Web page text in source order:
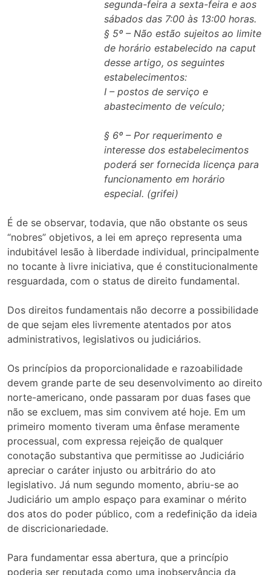
segunda-feira a sexta-feira e aos
sábados das 7:00 às 13:00 horas.
§ 5º – Não estão sujeitos ao limite
de horário estabelecido na caput
desse artigo, os seguintes
estabelecimentos:
I – postos de serviço e
abastecimento de veículo;
§ 6º – Por requerimento e
interesse dos estabelecimentos
poderá ser fornecida licença para
funcionamento em horário
especial. (grifei)
É de se observar, todavia, que não obstante os seus
“nobres” objetivos, a lei em apreço representa uma
indubitável lesão à liberdade individual, principalmente
no tocante à livre iniciativa, que é constitucionalmente
resguardada, com o status de direito fundamental.
Dos direitos fundamentais não decorre a possibilidade
de que sejam eles livremente atentados por atos
administrativos, legislativos ou judiciários.
Os princípios da proporcionalidade e razoabilidade
devem grande parte de seu desenvolvimento ao direito
norte-americano, onde passaram por duas fases que
não se excluem, mas sim convivem até hoje. Em um
primeiro momento tiveram uma ênfase meramente
processual, com expressa rejeição de qualquer
conotação substantiva que permitisse ao Judiciário
apreciar o caráter injusto ou arbitrário do ato
legislativo. Já num segundo momento, abriu-se ao
Judiciário um amplo espaço para examinar o mérito
dos atos do poder público, com a redefinição da ideia
de discricionariedade.
Para fundamentar essa abertura, que a princípio
poderia ser reputada como uma inobservância da